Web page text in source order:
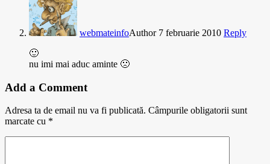
webmateinfoAuthor 7 februarie 2010 Reply
🙂
nu imi mai aduc aminte 🙁
Add a Comment
Adresa ta de email nu va fi publicată. Câmpurile obligatorii sunt
marcate cu *